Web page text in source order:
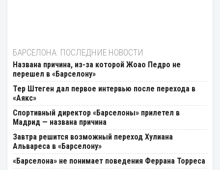
БАРСЕЛОНА: ПОСЛЕДНИЕ НОВОСТИ
Названа причина, из-за которой Жоао Педро не
перешел в «Барселону»
Тер Штеген дал первое интервью после перехода в
«Аякс»
Спортивный директор «Барселоны» прилетел в
Мадрид — названа причина
Завтра решится возможный переход Хулиана
Альвареса в «Барселону»
«Барселона» не понимает поведения Феррана Торреса